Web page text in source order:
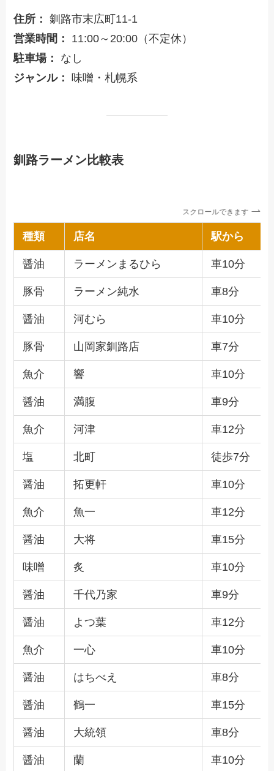
住所： 釧路市末広町11-1
営業時間：
11:00～20:00（不定休）
駐車場：
なし
ジャンル： 味噌・札幌系
釧路ラーメン比較表
スクロールできます
種類 店名 駅から
醤油 ラーメンまるひら 車10分
豚骨 ラーメン純水 車8分
醤油 河むら 車10分
豚骨 山岡家釧路店 車7分
魚介 響 車10分
醤油 満腹 車9分
魚介 河津 車12分
塩 北町 徒歩7分
醤油 拓更軒 車10分
魚介 魚一 車12分
醤油 大将 車15分
味噌 炙 車10分
醤油 千代乃家 車9分
醤油 よつ葉 車12分
魚介 一心 車10分
醤油 はちべえ 車8分
醤油 鶴一 車15分
醤油 大統領 車8分
醤油 蘭 車10分